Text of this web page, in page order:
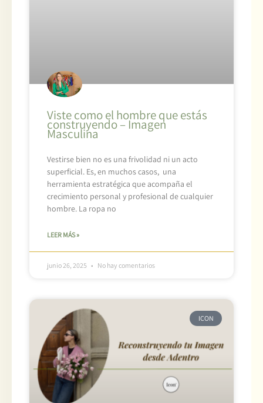
Viste como el hombre que estás
construyendo – Imagen
Masculina
Vestirse bien no es una frivolidad ni un acto
superficial. Es, en muchos casos, una
herramienta estratégica que acompaña el
crecimiento personal y profesional de cualquier
hombre. La ropa no
LEER MÁS »
junio 26, 2025 No hay comentarios
ICON